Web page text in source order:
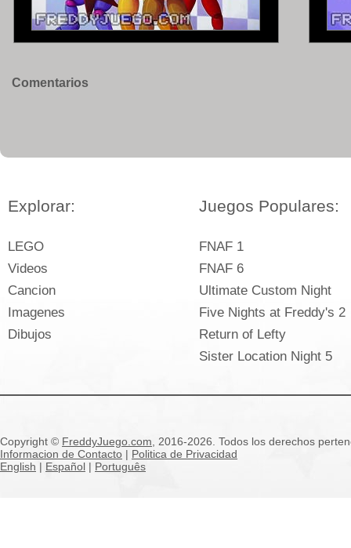
Comentarios
Explorar:
LEGO
Videos
Cancion
Imagenes
Dibujos
Juegos Populares:
FNAF 1
FNAF 6
Ultimate Custom Night
Five Nights at Freddy's 2
Return of Lefty
Sister Location Night 5
Copyright © FreddyJuego.com , 2016-2026. Todos los derechos
Informacion de Contacto | Politica de Privacidad
English | Español | Português